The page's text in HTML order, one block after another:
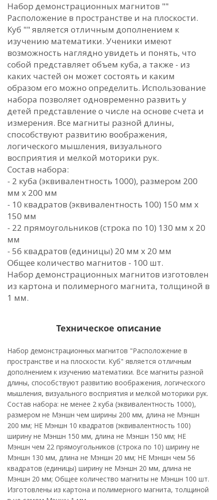
Набор демонстрационных магнитов ""
Расположение в пространстве и на плоскости.
Куб "" является отличным дополнением к
изучению математики. Ученики имеют
возможность наглядно увидеть и понять, что
собой представляет объем куба, а также - из
каких частей он может состоять и каким
образом его можно определить. Использование
набора позволяет одновременно развить у
детей представление о числе на основе счета и
измерения. Все магниты разной длины,
способствуют развитию воображения,
логического мышления, визуального
восприятия и мелкой моторики рук.
Состав набора:
- 2 куба (эквивалентность 1000), размером 200
мм х 200 мм
- 10 квадратов (эквивалентность 100) 150 мм х
150 мм
- 22 прямоугольников (строка по 10) 130 мм х 20
мм
- 56 квадратов (единицы) 20 мм х 20 мм
Общее количество магнитов - 100 шт.
Набор демонстрационных магнитов изготовлен
из картона и полимерного магнита, толщиной в
1 мм.
Техническое описание
Набор демонстрационных магнитов "Расположение в
пространстве и на плоскости. Куб" является отличным
дополнением к изучению математики. Все магниты разной
длины, способствуют развитию воображения, логического
мышления, визуального восприятия и мелкой моторики рук.
Состав набора: не менее 2 куба (эквивалентность 1000),
размером не Мэншн чем ширины 200 мм, длина не Мэншн
200 мм; НЕ Мэншн 10 квадратов (эквивалентность 100)
ширину не Мэншн 150 мм, длина не Мэншн 150 мм; НЕ
Мэншн чем 22 прямоугольников (строка по 10) ширину не
Мэншн 130 мм, длина не Мэншн 20 мм; НЕ Мэншн чем 56
квадратов (единицы) ширину не Мэншн 20 мм, длина не
Мэншн 20 мм; Общее количество магниты не Мэншн 100 шт.
Изготовлены из картона и полимерного магнита, толщиной